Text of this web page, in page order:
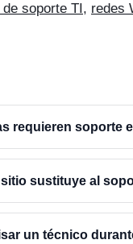
soporte TI , redes
requieren soporte
sustituye al
un técnico